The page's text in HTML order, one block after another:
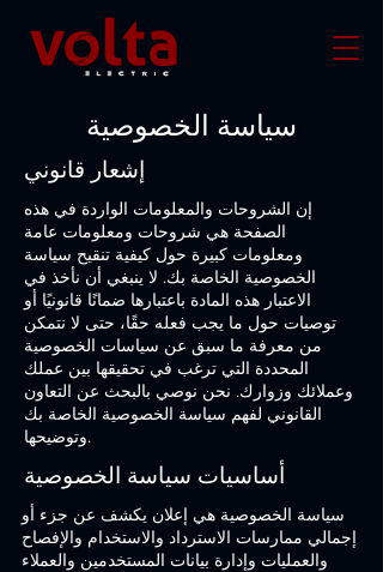
سياسة الخصوصية
إشعار قانوني
إن الشروحات والمعلومات الواردة في هذه
الصفحة هي شروحات ومعلومات عامة
ومعلومات كبيرة حول كيفية تنقيح سياسة
الخصوصية الخاصة بك. لا ينبغي أن نأخذ في
الاعتبار هذه المادة باعتبارها ضمانًا قانونيًا أو
توصيات حول ما يجب فعله حقًا، حتى لا نتمكن
من معرفة ما سبق عن سياسات الخصوصية
المحددة التي ترغب في تحقيقها بين عملك
وعملائك وزوارك. نحن نوصي بالبحث عن التعاون
القانوني لفهم سياسة الخصوصية الخاصة بك
وتوضيحها.
أساسيات سياسة الخصوصية
سياسة الخصوصية هي إعلان يكشف عن جزء أو
إجمالي ممارسات الاسترداد والاستخدام والإفصاح
والعمليات وإدارة بيانات المستخدمين والعملاء